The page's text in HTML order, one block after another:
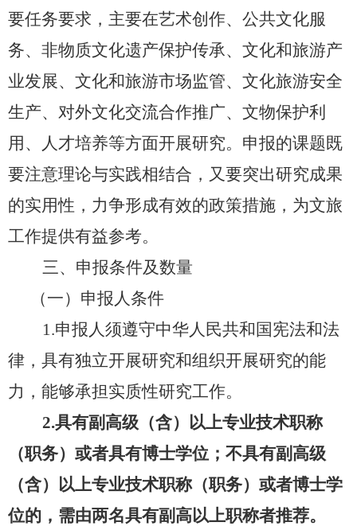
要任务要求，主要在艺术创作、公共文化服
务、非物质文化遗产保护传承、文化和旅游产
业发展、文化和旅游市场监管、文化旅游安全
生产、对外文化交流合作推广、文物保护利
用、人才培养等方面开展研究。申报的课题既
要注意理论与实践相结合，又要突出研究成果
的实用性，力争形成有效的政策措施，为文旅
工作提供有益参考。
三、申报条件及数量
（一）申报人条件
1.申报人须遵守中华人民共和国宪法和法
律，具有独立开展研究和组织开展研究的能
力，能够承担实质性研究工作。
2.具有副高级（含）以上专业技术职称
（职务）或者具有博士学位；不具有副高级
（含）以上专业技术职称（职务）或者博士学
位的，需由两名具有副高以上职称者推荐。